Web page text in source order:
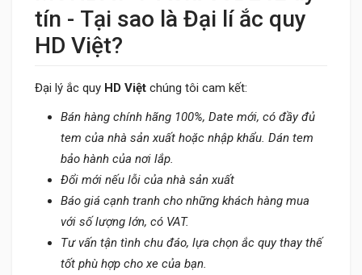
tín - Tại sao là Đại lí ắc quy
HD Việt?
Đại lý ắc quy HD Việt chúng tôi cam kết:
Bán hàng chính hãng 100%, Date mới, có đầy đủ
tem của nhà sản xuất hoặc nhập khẩu. Dán tem
bảo hành của nơi lắp.
Đổi mới nếu lỗi của nhà sản xuất
Báo giá cạnh tranh cho những khách hàng mua
với số lượng lớn, có VAT.
Tư vấn tận tình chu đáo, lựa chọn ắc quy thay thế
tốt phù hợp cho xe của bạn.